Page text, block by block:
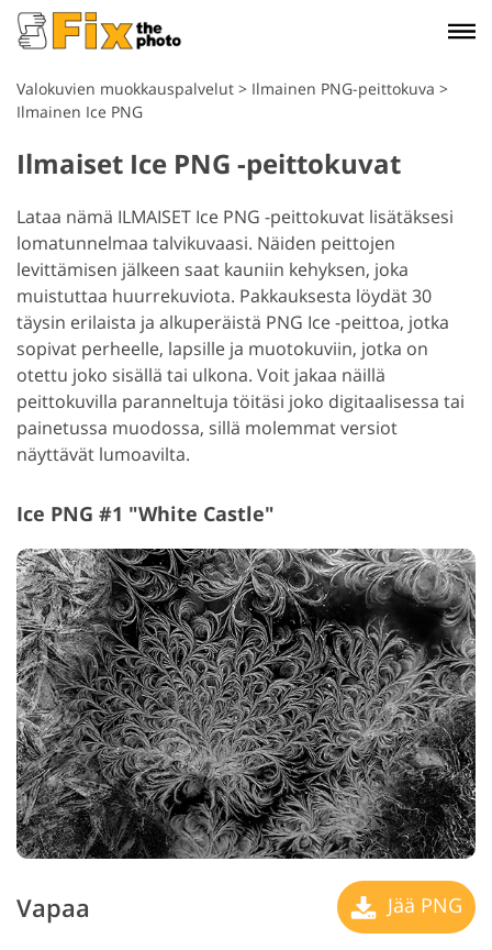
Valokuvien muokkauspalvelut > Ilmainen PNG-peittokuva >
Ilmainen Ice PNG
Ilmaiset Ice PNG -peittokuvat
Lataa nämä ILMAISET Ice PNG -peittokuvat lisätäksesi
lomatunnelmaa talvikuvaasi. Näiden peittojen
levittämisen jälkeen saat kauniin kehyksen, joka
muistuttaa huurrekuviota. Pakkauksesta löydät 30
täysin erilaista ja alkuperäistä PNG Ice -peittoa, jotka
sopivat perheelle, lapsille ja muotokuviin, jotka on
otettu joko sisällä tai ulkona. Voit jakaa näillä
peittokuvilla paranneltuja töitäsi joko digitaalisessa tai
painetussa muodossa, sillä molemmat versiot
näyttävät lumoavilta.
Ice PNG #1 "White Castle"
Vapaa Jää PNG